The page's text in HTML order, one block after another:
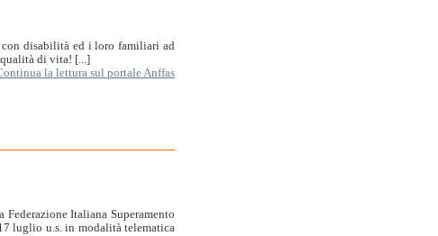
con disabilità ed i loro familiari ad
di vita! [...]
la lettura sul portale Anffas
Italiana Superamento
luglio u.s. in modalità telematica